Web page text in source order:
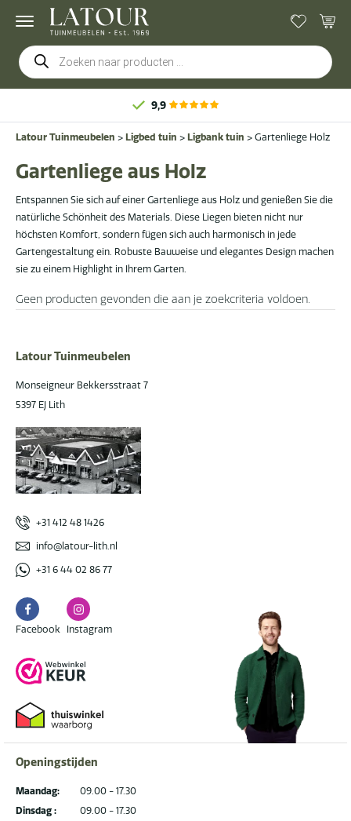
Producten
zoeken
9,9
Latour Tuinmeubelen > Ligbed tuin > Ligbank tuin > Gartenliege Holz
Gartenliege aus Holz
Entspannen Sie sich auf einer Gartenliege aus Holz und genießen Sie die
natürliche Schönheit des Materials. Diese Liegen bieten nicht nur
höchsten Komfort, sondern fügen sich auch harmonisch in jede
Gartengestaltung ein. Robuste Bauweise und elegantes Design machen
sie zu einem Highlight in Ihrem Garten.
Geen producten gevonden die aan je zoekcriteria voldoen.
Latour Tuinmeubelen
Monseigneur Bekkersstraat 7
5397 EJ Lith
+31 412 48 1426
info@latour-lith.nl
+31 6 44 02 86 77
Facebook
Facebook
Instagram
Instagram
Openingstijden
Maandag:
Dinsdag :
09.00 - 17.30
09.00 - 17.30